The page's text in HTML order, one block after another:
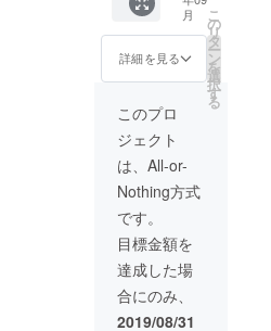
都合に
より中
止に
なった
30000
円の費
用をお
返しし
ます。
す。
（ロー
ソンの
ぞく）
読み上
げる
メッ
セージ
は花火
観覧車
のみな
れられ
る内容
であ
り、30
秒100文
月
詳細を見る
こ
の
リ
タ
ー
ン
を
選
択
す
る
このプロ
ジェクト
は、All-or-
Nothing方式
です。
目標金額を
達成した場
合にのみ、
2019/08/31